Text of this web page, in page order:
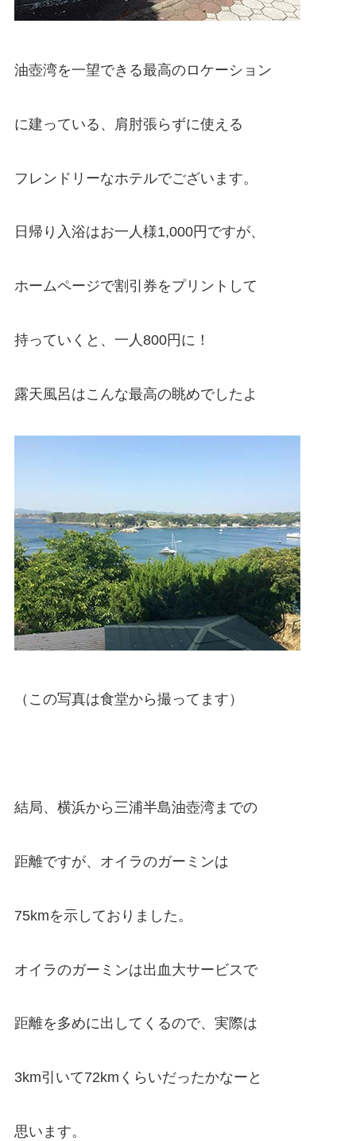
油壺湾を一望できる最高のロケーション
に建っている、肩肘張らずに使える
フレンドリーなホテルでございます。
日帰り入浴はお一人様1,000円ですが、
ホームページで割引券をプリントして
持っていくと、一人800円に！
露天風呂はこんな最高の眺めでしたよ
（この写真は食堂から撮ってます）
結局、横浜から三浦半島油壺湾までの
距離ですが、オイラのガーミンは
75kmを示しておりました。
オイラのガーミンは出血大サービスで
距離を多めに出してくるので、実際は
3km引いて72kmくらいだったかなーと
思います。